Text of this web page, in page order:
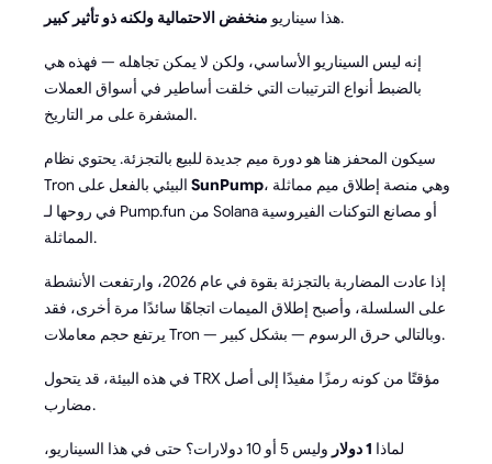
هذا سيناريو منخفض الاحتمالية ولكنه ذو تأثير كبير .
إنه ليس السيناريو الأساسي، ولكن لا يمكن تجاهله — فهذه هي
بالضبط أنواع الترتيبات التي خلقت أساطير في أسواق العملات
المشفرة على مر التاريخ.
سيكون المحفز هنا هو دورة ميم جديدة للبيع بالتجزئة. يحتوي نظام
SunPump، وهي منصة إطلاق ميم مماثلة
في روحها لـ Pump.fun من Solana أو مصانع التوكنات الفيروسية
المماثلة.
إذا عادت المضاربة بالتجزئة بقوة في عام 2026، وارتفعت الأنشطة
على السلسلة، وأصبح إطلاق الميمات اتجاهًا سائدًا مرة أخرى، فقد
يرتفع حجم معاملات Tron — وبالتالي حرق الرسوم — بشكل كبير.
في هذه البيئة، قد يتحول TRX مؤقتًا من كونه رمزًا مفيدًا إلى أصل
مضارب.
لماذا 1 دولار
وليس 5 أو 10 دولارات؟ حتى في هذا السيناريو،